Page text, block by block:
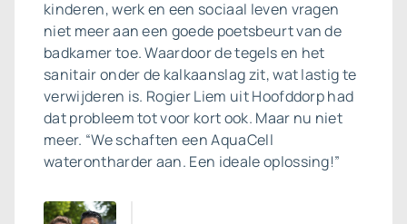
kinderen, werk en een sociaal leven vragen
niet meer aan een goede poetsbeurt van de
badkamer toe. Waardoor de tegels en het
sanitair onder de kalkaanslag zit, wat lastig te
verwijderen is. Rogier Liem uit Hoofddorp had
dat probleem tot voor kort ook. Maar nu niet
meer. “We schaften een AquaCell
waterontharder aan. Een ideale oplossing!”